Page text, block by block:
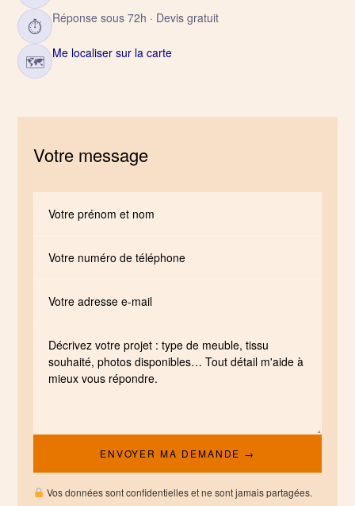
⏱ Réponse sous 72h · Devis gratuit
🗺 Me localiser sur la carte
Votre message
Vos données sont confidentielles et ne sont jamais partagées.